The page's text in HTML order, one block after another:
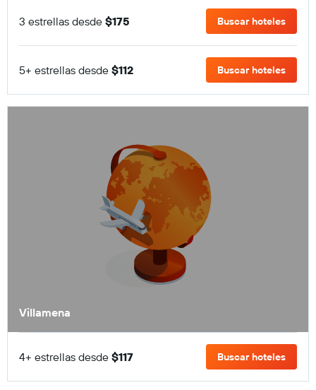
3 estrellas desde $175 Buscar hoteles
5+ estrellas desde $112 Buscar hoteles
Villamena
4+ estrellas desde $117 Buscar hoteles